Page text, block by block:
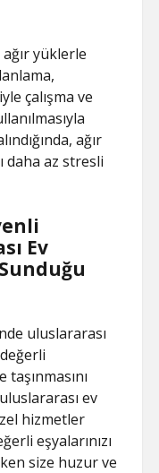
ağır yüklerle
çalışma ve
ağır
daha az stresli
Ev
uluslararası
ev
hizmetler
eşyalarınızı
size huzur ve